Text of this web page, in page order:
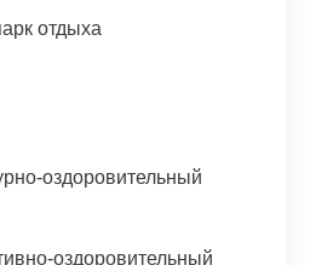
отдыха
оздоровительный
оздоровительный